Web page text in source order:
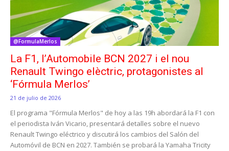
@FormulaMerlos
La F1, l’Automobile BCN 2027 i el nou
Renault Twingo elèctric, protagonistes al
‘Fórmula Merlos’
21 de julio de 2026
El programa "Fórmula Merlos" de hoy a las 19h abordará la F1 con
el periodista Iván Vicario, presentará detalles sobre el nuevo
Renault Twingo eléctrico y discutirá los cambios del Salón del
Automóvil de BCN en 2027. También se probará la Yamaha Tricity